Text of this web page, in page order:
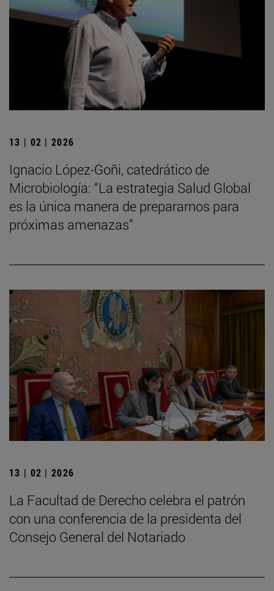
13 | 02 | 2026
Ignacio López-Goñi, catedrático de
Microbiología: “La estrategia Salud Global
es la única manera de prepararnos para
próximas amenazas”
13 | 02 | 2026
La Facultad de Derecho celebra el patrón
con una conferencia de la presidenta del
Consejo General del Notariado